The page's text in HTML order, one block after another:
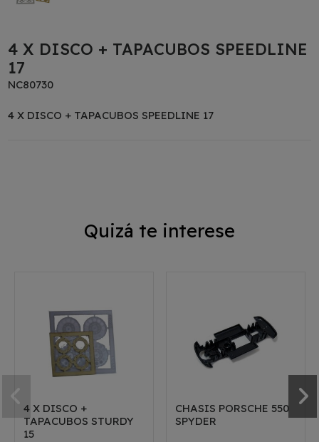
4 X DISCO + TAPACUBOS SPEEDLINE
17
NC80730
4 X DISCO + TAPACUBOS SPEEDLINE 17
Quizá te interese
4 X DISCO +
TAPACUBOS STURDY
15
CHASIS PORSCHE 550
SPYDER